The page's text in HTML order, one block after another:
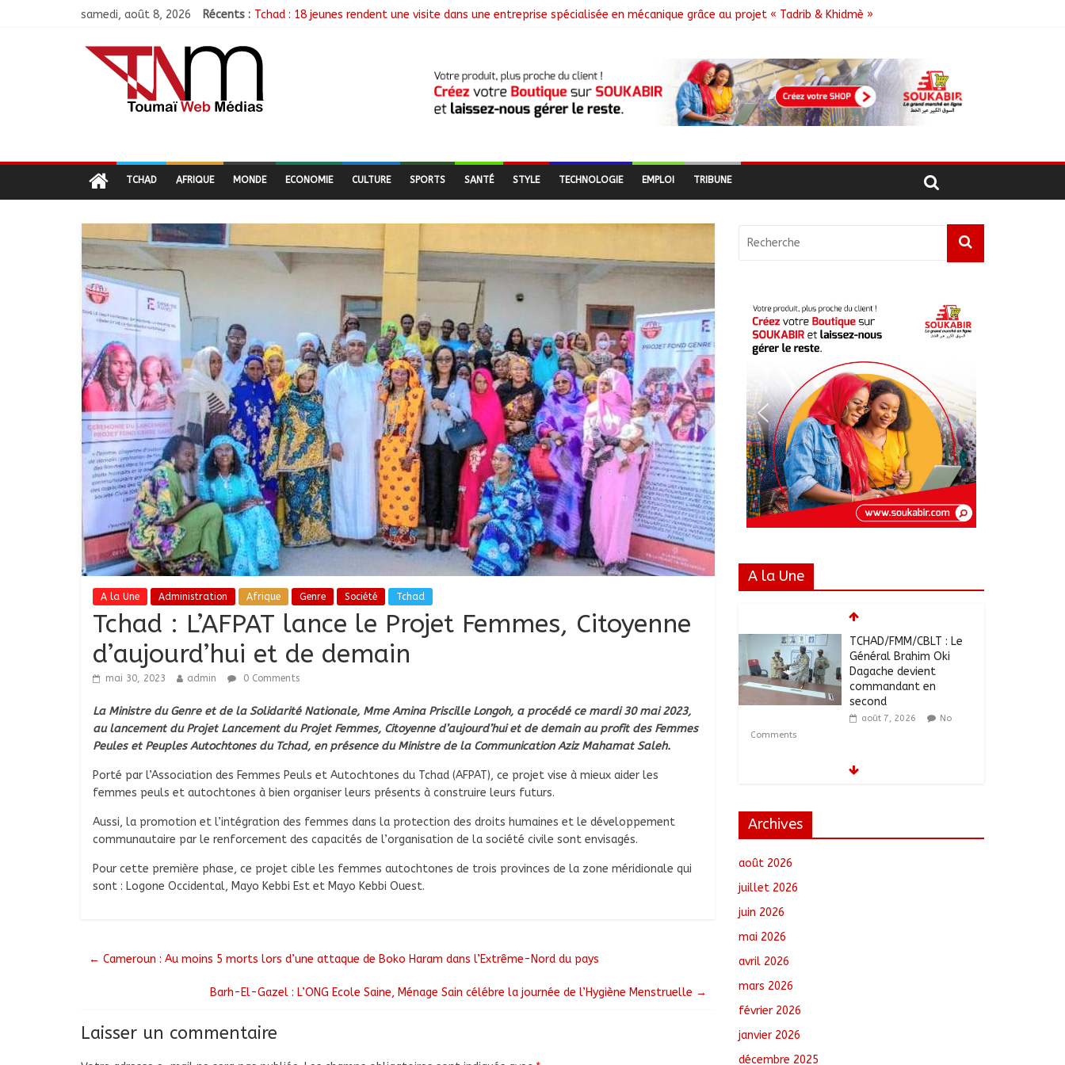
samedi, août 8, 2026 Récents : Tchad : 18 jeunes rendent une visite dans une entreprise spécialisée en mécanique grâce au projet « Tadrib & Khidmè »
Moyen-Chari : Lancement de la campagne de vulgarisation de la politique nationale de DDR
Barh-Koh : Le MPS installe ses nouvelles instances locales à Sarh Rural
Borkou : Recrudescence des braquages sur l’axe Faya-Kalaït
TCHAD AFRIQUE MONDE ECONOMIE CULTURE SPORTS SANTÉ STYLE TECHNOLOGIE EMPLOI TRIBUNE
A la Une Administration Afrique Genre Société Tchad
Tchad : L’AFPAT lance le Projet Femmes, Citoyenne
d’aujourd’hui et de demain
mai 30, 2023 admin 0 Comments
La Ministre du Genre et de la Solidarité Nationale, Mme Amina Priscille Longoh, a procédé ce mardi 30 mai 2023,
au lancement du Projet Lancement du Projet Femmes, Citoyenne d’aujourd’hui et de demain au profit des Femmes
Peules et Peuples Autochtones du Tchad, en présence du Ministre de la Communication Aziz Mahamat Saleh.
Porté par l’Association des Femmes Peuls et Autochtones du Tchad (AFPAT), ce projet vise à mieux aider les
femmes peuls et autochtones à bien organiser leurs présents à construire leurs futurs.
Aussi, la promotion et l’intégration des femmes dans la protection des droits humaines et le développement
communautaire par le renforcement des capacités de l’organisation de la société civile sont envisagés.
Pour cette première phase, ce projet cible les femmes autochtones de trois provinces de la zone méridionale qui
sont : Logone Occidental, Mayo Kebbi Est et Mayo Kebbi Ouest.
← Cameroun : Au moins 5 morts lors d’une attaque de Boko Haram dans l’Extrême-Nord du pays
Barh-El-Gazel : L’ONG Ecole Saine, Ménage Sain célébre la journée de l’Hygiène Menstruelle →
Laisser un commentaire
A la Une
TCHAD/FMM/CBLT : Le
Général Brahim Oki
Dagache devient
commandant en
second
août 7, 2026
No
Comments
Moyen-Chari :
août 7, 2026
Archives
août 2026
juillet 2026
juin 2026
mai 2026
avril 2026
mars 2026
février 2026
janvier 2026
décembre 2025